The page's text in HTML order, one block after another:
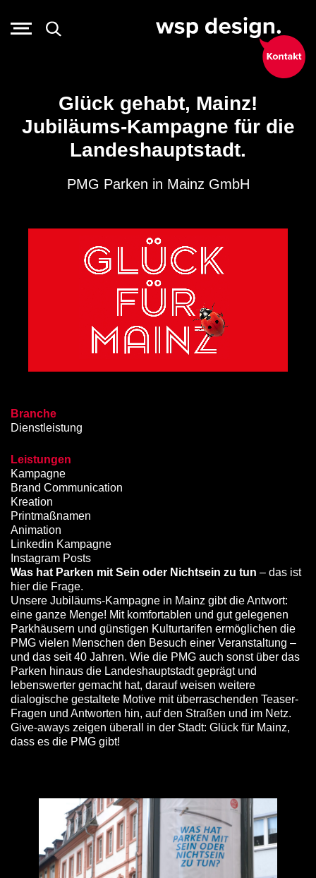
Glück gehabt, Mainz!
Jubiläums-Kampagne für die
Landeshauptstadt.
PMG Parken in Mainz GmbH
Branche
Dienstleistung
Leistungen
Kampagne
Brand Communication
Kreation
Printmaßnamen
Animation
Linkedin Kampagne
Instagram Posts
Was hat Parken mit Sein oder Nichtsein zu tun – das ist
hier die Frage.
Unsere Jubiläums-Kampagne in Mainz gibt die Antwort:
eine ganze Menge! Mit komfortablen und gut gelegenen
Parkhäusern und günstigen Kulturtarifen ermöglichen die
PMG vielen Menschen den Besuch einer Veranstaltung –
und das seit 40 Jahren. Wie die PMG auch sonst über das
Parken hinaus die Landeshauptstadt geprägt und
lebenswerter gemacht hat, darauf weisen weitere
dialogische gestaltete Motive mit überraschenden Teaser-
Fragen und Antworten hin, auf den Straßen und im Netz.
Give-aways zeigen überall in der Stadt: Glück für Mainz,
dass es die PMG gibt!